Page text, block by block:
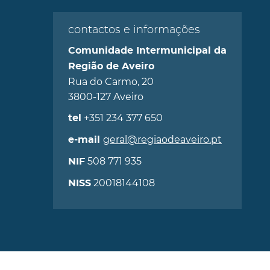
contactos e informações
Comunidade Intermunicipal da
Região de Aveiro
Rua do Carmo, 20
3800-127 Aveiro
tel +351 234 377 650
e-mail geral@regiaodeaveiro.pt
NIF508 771 935
NISS20018144108